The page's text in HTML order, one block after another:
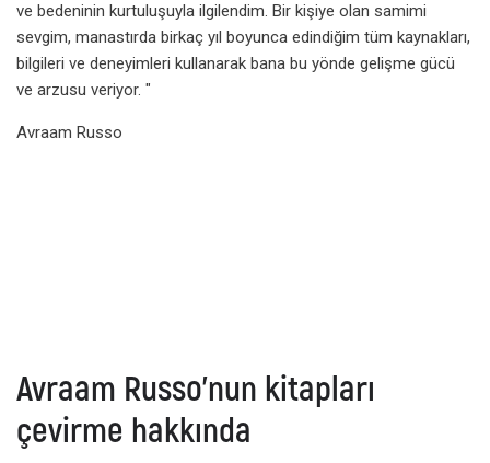
ve bedeninin kurtuluşuyla ilgilendim. Bir kişiye olan samimi
sevgim, manastırda birkaç yıl boyunca edindiğim tüm kaynakları,
bilgileri ve deneyimleri kullanarak bana bu yönde gelişme gücü
ve arzusu veriyor. "
Avraam Russo
Avraam Russo'nun kitapları
çevirme hakkında